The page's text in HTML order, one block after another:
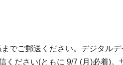
でご郵送ください。デジタルデ
ださい(ともに 9/7 (月)必着)